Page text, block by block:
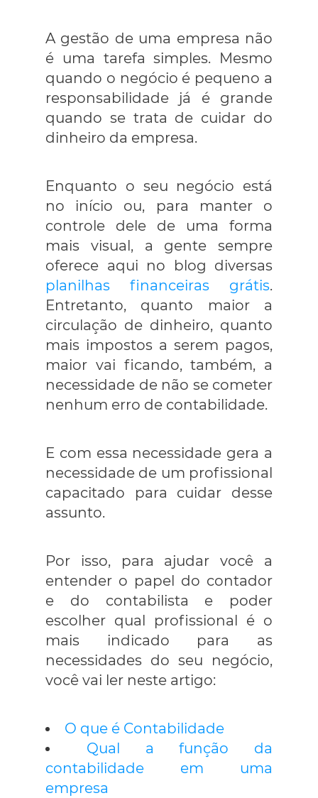
A gestão de uma empresa não
é uma tarefa simples. Mesmo
quando o negócio é pequeno a
responsabilidade já é grande
quando se trata de cuidar do
dinheiro da empresa.
Enquanto o seu negócio está
no início ou, para manter o
controle dele de uma forma
mais visual, a gente sempre
oferece aqui no blog diversas
planilhas financeiras grátis.
Entretanto, quanto maior a
circulação de dinheiro, quanto
mais impostos a serem pagos,
maior vai ficando, também, a
necessidade de não se cometer
nenhum erro de contabilidade.
E com essa necessidade gera a
necessidade de um profissional
capacitado para cuidar desse
assunto.
Por isso, para ajudar você a
entender o papel do contador
e do contabilista e poder
escolher qual profissional é o
mais indicado para as
necessidades do seu negócio,
você vai ler neste artigo:
O que é Contabilidade
Qual a função da
contabilidade em uma
empresa